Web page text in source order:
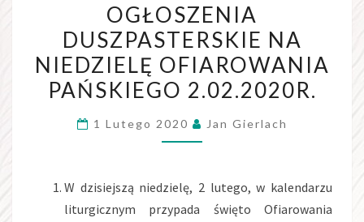
W
DUSZPASTERSKIE
NA
NIEDZIELĘ
OFIAROWANIA
2.02.2020R.
OGŁOSZENIA
DUSZPASTERSKIE NA
NIEDZIELĘ OFIAROWANIA
PAŃSKIEGO 2.02.2020R.
1 Lutego 2020 Jan Gierlach
W dzisiejszą niedzielę, 2 lutego, w kalendarzu
liturgicznym przypada święto Ofiarowania